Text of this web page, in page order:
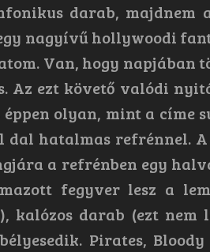
darab, majdnem
nagyívű hollywoodi
Van, hogy napjában
Az ezt követő valódi
olyan, mint a címe
dal hatalmas refrénnel.
a refrénben egy
fegyver lesz a
kalózos darab (ezt nem
Pirates,